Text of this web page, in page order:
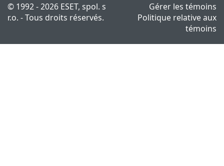
© 1992 - 2026 ESET, spol. s
r.o. - Tous droits réservés.
Gérer les témoins
Politique relative aux
témoins